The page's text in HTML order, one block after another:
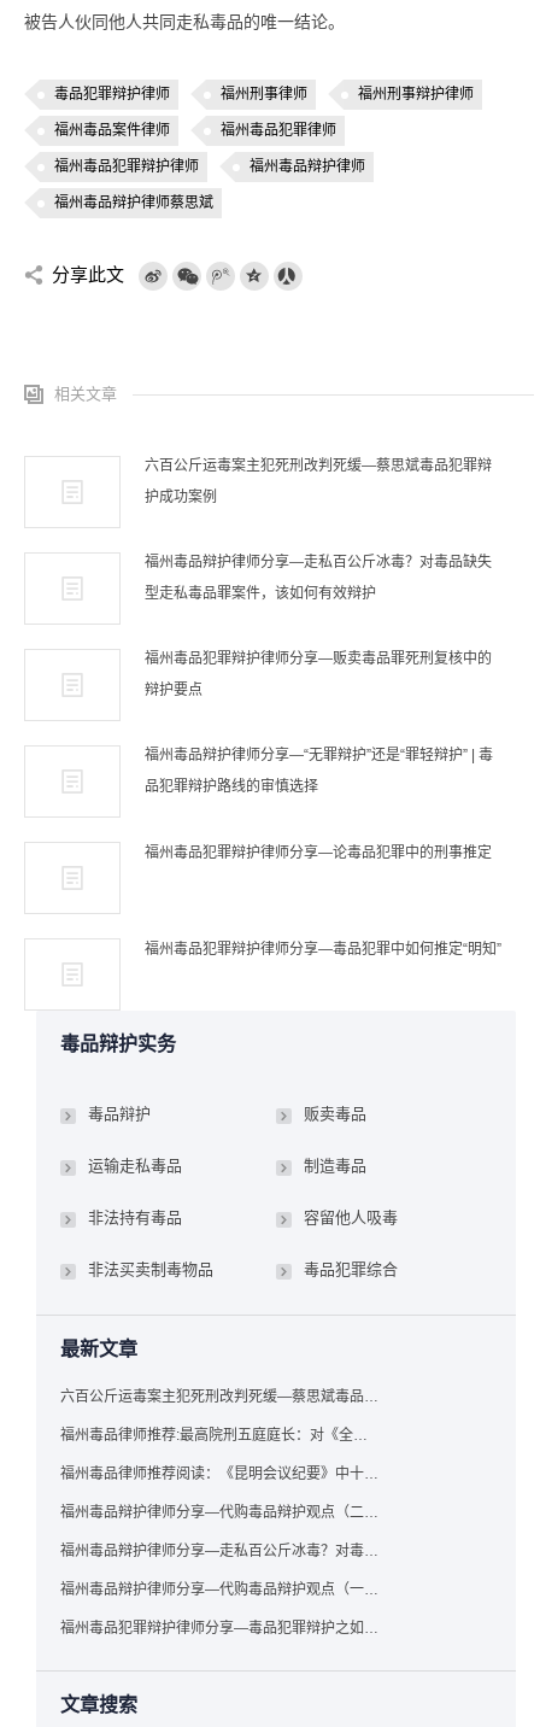
被告人伙同他人共同走私毒品的唯一结论。
毒品犯罪辩护律师 福州刑事律师 福州刑事辩护律师
福州毒品案件律师 福州毒品犯罪律师
福州毒品犯罪辩护律师 福州毒品辩护律师
福州毒品辩护律师蔡思斌
分享此文
相关文章
六百公斤运毒案主犯死刑改判死缓—蔡思斌毒品犯罪辩
护成功案例
福州毒品辩护律师分享—走私百公斤冰毒？对毒品缺失
型走私毒品罪案件，该如何有效辩护
福州毒品犯罪辩护律师分享—贩卖毒品罪死刑复核中的
辩护要点
福州毒品辩护律师分享—“无罪辩护”还是“罪轻辩护” | 毒
品犯罪辩护路线的审慎选择
福州毒品犯罪辩护律师分享—论毒品犯罪中的刑事推定
福州毒品犯罪辩护律师分享—毒品犯罪中如何推定“明知”
毒品辩护实务
毒品辩护 贩卖毒品
运输走私毒品 制造毒品
非法持有毒品 容留他人吸毒
非法买卖制毒物品 毒品犯罪综合
最新文章
六百公斤运毒案主犯死刑改判死缓—蔡思斌毒品犯罪辩护成功案例
福州毒品律师推荐:最高院刑五庭庭长：对《全国法院毒品案件审判工作会议纪要》的理解与适用
福州毒品律师推荐阅读：《昆明会议纪要》中十个“意想不到”的规定
福州毒品辩护律师分享—代购毒品辩护观点（二）——“牟利”之辩
福州毒品辩护律师分享—走私百公斤冰毒？对毒品缺失型走私毒品罪案件，该如何有效辩护
福州毒品辩护律师分享—代购毒品辩护观点（一）——“真假”之辩
福州毒品犯罪辩护律师分享—毒品犯罪辩护之如何提炼言辞证据
文章搜索